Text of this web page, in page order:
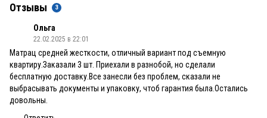
Отзывы 3
Ольга
22.02.2025 в 22:01
Матрац средней жесткости, отличный вариант под съемную
квартиру.Заказали 3 шт. Приехали в разнобой, но сделали
бесплатную доставку.Все занесли без проблем, сказали не
выбрасывать документы и упаковку, чтоб гарантия была.Остались
довольны.